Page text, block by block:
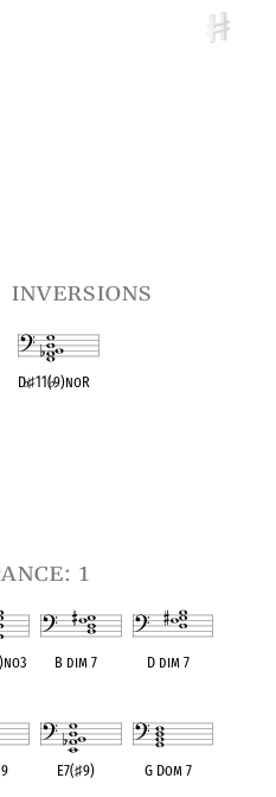
inversions
D♭♯11(♭9)noR
1
B dim 7 D dim 7
E7(♯9) G Dom 7